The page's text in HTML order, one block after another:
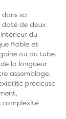
sa
doté de deux
du
fiable et
ou du tube.
la longueur
assemblage.
précieuse
complexité